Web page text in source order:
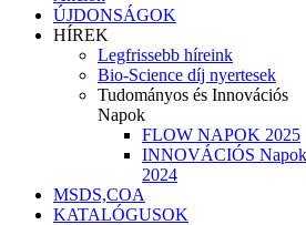
ÚJDONSÁGOK
HÍREK
Legfrissebb híreink
Bio-Science díj nyertesek
Tudományos és Innovációs
Napok
FLOW NAPOK 2025
INNOVÁCIÓS Napok
2024
MSDS,COA
KATALÓGUSOK